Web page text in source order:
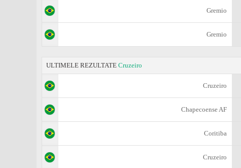
Gremio
Gremio
ULTIMELE REZULTATE Cruzeiro
Cruzeiro
Chapecoense AF
Coritiba
Cruzeiro